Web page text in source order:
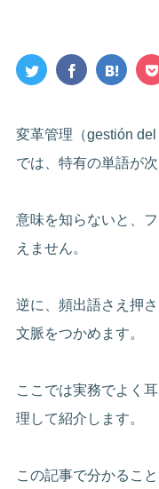
変革管理（gestión
では、特有の単語が
意味を知らないと、
えません。
逆に、頻出語さえ押
文脈をつかめます。
ここでは実務でよく
理して紹介します。
この記事で分かるこ